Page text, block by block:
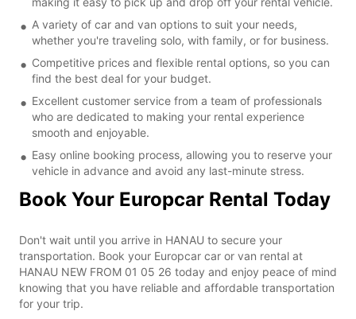
A variety of car and van options to suit your needs,
whether you're traveling solo, with family, or for business.
Competitive prices and flexible rental options, so you can
find the best deal for your budget.
Excellent customer service from a team of professionals
who are dedicated to making your rental experience
smooth and enjoyable.
Easy online booking process, allowing you to reserve your
vehicle in advance and avoid any last-minute stress.
Book Your Europcar Rental Today
Don't wait until you arrive in HANAU to secure your
transportation. Book your Europcar car or van rental at
HANAU NEW FROM 01 05 26 today and enjoy peace of mind
knowing that you have reliable and affordable transportation
for your trip.